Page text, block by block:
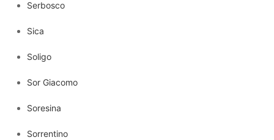
Serbosco
Sica
Soligo
Sor Giacomo
Soresina
Sorrentino